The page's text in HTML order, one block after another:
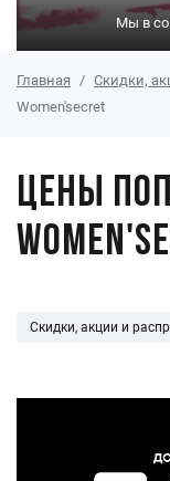
Мы в
Главная Скидки,
Women'secret
Цены
Скидки, акции и